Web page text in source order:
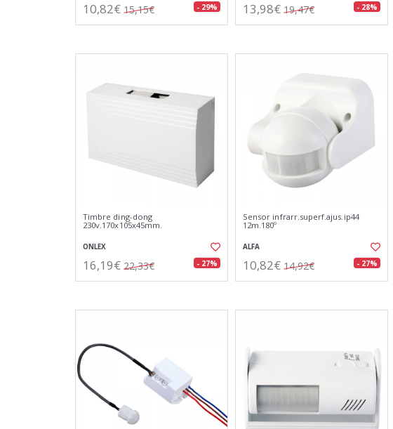
10,82€ 15,15€ - 29% 13,98€ 19,47€ - 28%
Timbre ding-dong
230v.170x105x45mm.
ONLEX
16,19€ 22,33€ - 27%
Sensor infrarr.superf.ajus.ip44
12m.180º
ALFA
10,82€ 14,92€ - 27%